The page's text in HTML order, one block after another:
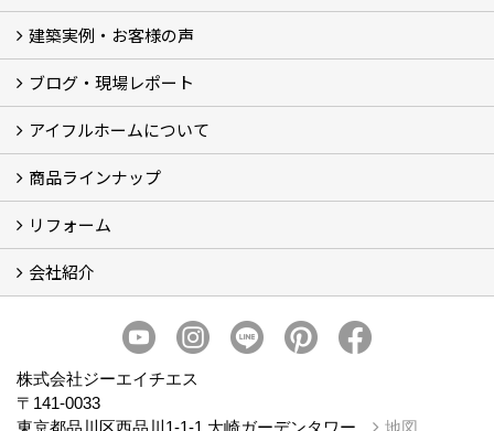
イベント
モデルハウス見学
建築実例・お客様の声
建築実例
お客様の声
ブログ・現場レポート
ブログ
現場レポート
アイフルホームについて
アイフルホームについて (5)
商品ラインナップ
商品ラインナップ
リフォーム
まるごと断熱リフォーム
イベント情報
施工事例
会社紹介
スタッフ紹介
個人情報保護方針
株式会社ジーエイチエス
〒141-0033
東京都品川区西品川1-1-1 大崎ガーデンタワー
地図